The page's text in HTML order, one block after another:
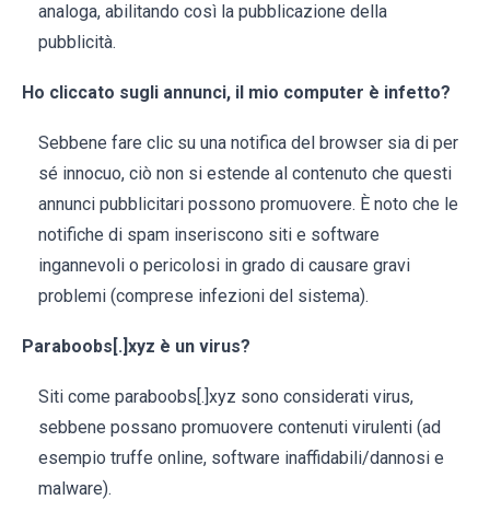
analoga, abilitando così la pubblicazione della
pubblicità.
Ho cliccato sugli annunci, il mio computer è infetto?
Sebbene fare clic su una notifica del browser sia di per
sé innocuo, ciò non si estende al contenuto che questi
annunci pubblicitari possono promuovere. È noto che le
notifiche di spam inseriscono siti e software
ingannevoli o pericolosi in grado di causare gravi
problemi (comprese infezioni del sistema).
Paraboobs[.]xyz è un virus?
Siti come paraboobs[.]xyz sono considerati virus,
sebbene possano promuovere contenuti virulenti (ad
esempio truffe online, software inaffidabili/dannosi e
malware).